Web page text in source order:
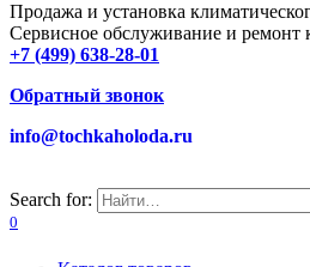
Продажа и установка
Сервисное обслуживание и ремонт
+7 (499) 638-28-01
Обратный звонок
info@tochkaholoda.ru
Search for:
0